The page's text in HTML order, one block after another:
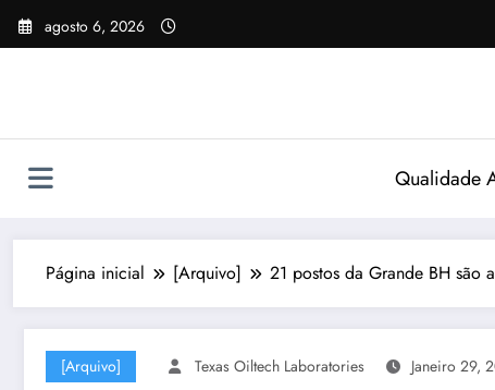
Pular
para
agosto 6, 2026
Qualidade
Página inicial [Arquivo] 21 postos da Grande BH são
[Arquivo] Texas Oiltech Laboratories Janeiro 29,